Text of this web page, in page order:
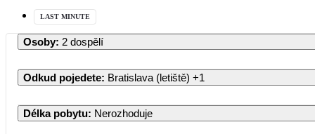
LAST MINUTE
Osoby: 2 dospělí
Odkud pojedete: Bratislava (letiště) +1
Délka pobytu: Nerozhoduje